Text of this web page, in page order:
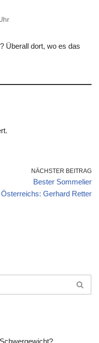
Überall dort, wo es das
NÄCHSTER BEITRAG
Bester Sommelier
Österreichs: Gerhard Retter